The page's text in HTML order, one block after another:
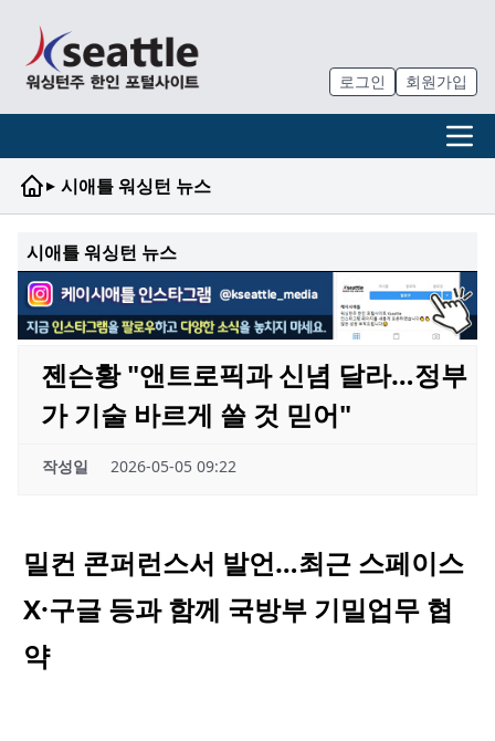
로그인 회원가입
▸ 시애틀 워싱턴 뉴스
시애틀 워싱턴 뉴스
젠슨황 "앤트로픽과 신념 달라…정부
가 기술 바르게 쓸 것 믿어"
작성일 2026-05-05 09:22
밀컨 콘퍼런스서 발언…최근 스페이스
X·구글 등과 함께 국방부 기밀업무 협
약